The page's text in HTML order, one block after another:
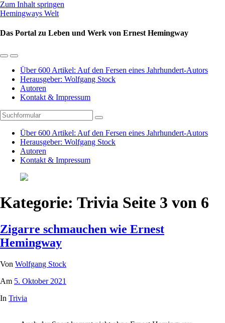
Zum Inhalt springen
Hemingways Welt
Das Portal zu Leben und Werk von Ernest Hemingway
Mobil-
umschalten
Suchfeld
umschalten
Über 600 Artikel: Auf den Fersen eines Jahrhundert-Autors
Herausgeber: Wolfgang Stock
Autoren
Kontakt & Impressum
Suchen
Über 600 Artikel: Auf den Fersen eines Jahrhundert-Autors
Herausgeber: Wolfgang Stock
Autoren
Kontakt & Impressum
Kategorie: Trivia Seite 3 von 6
Zigarre schmauchen wie Ernest
Hemingway
Von Wolfgang Stock
Am 5. Oktober 2021
In Trivia